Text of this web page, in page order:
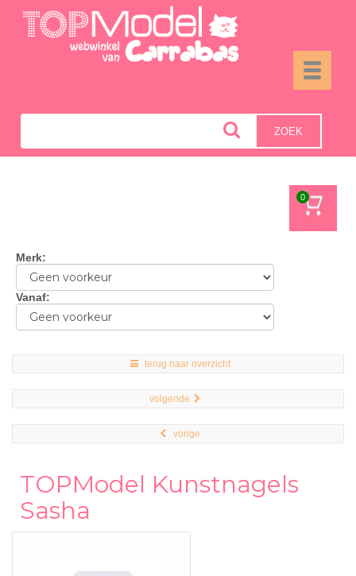
Toggle
ZOEK
0
Merk:
Vanaf:
terug naar overzicht
volgende
vorige
TOPModel Kunstnagels
Sasha